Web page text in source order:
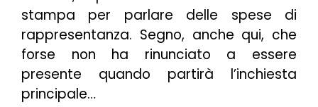
stampa per parlare delle spese di
rappresentanza. Segno, anche qui, che
forse non ha rinunciato a essere
presente quando partirà l’inchiesta
principale…